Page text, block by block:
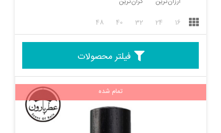
16
24
32
40
48
فیلتر محصولات
تمام شده